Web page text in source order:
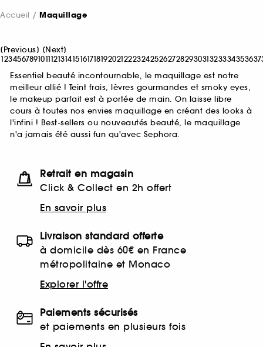
Accueil Maquillage
[Previous] [Next]
12345678910111213141516171819202122232425262728293031323334353637
Essentiel beauté incontournable, le maquillage est notre
meilleur allié ! Teint frais, lèvres gourmandes et smoky eyes,
le makeup parfait est à portée de main. On laisse libre
cours à toutes nos envies maquillage en créant des looks à
l'infini ! Best-sellers ou nouveautés beauté, le maquillage
n'a jamais été aussi fun qu'avec Sephora.
Retrait en magasin
Click & Collect en 2h offert
En savoir plus
Livraison standard offerte
à domicile dès 60€ en France
métropolitaine et Monaco
Explorer l'offre
Paiements sécurisés
et paiements en plusieurs fois